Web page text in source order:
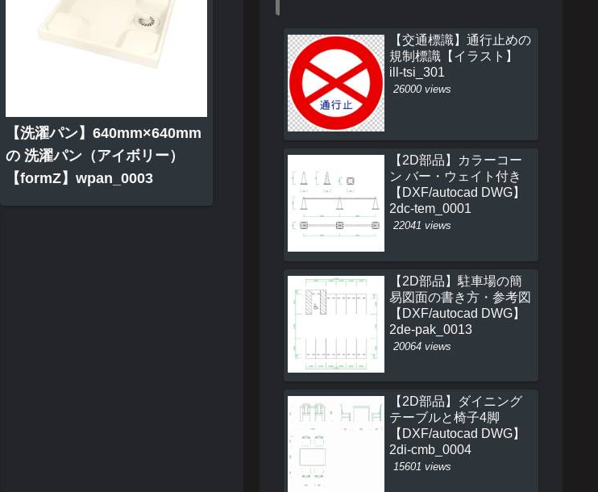
【洗濯パン】640mm×640mm
の 洗濯パン（アイボリー）
【formZ】wpan_0003
【交通標識】通行止めの
規制標識【イラスト】
ill-tsi_301
26000 views
【2D部品】カラーコー
ン バー・ウェイト付き
【DXF/autocad DWG】
2dc-tem_0001
22041 views
【2D部品】駐車場の簡
易図面の書き方・参考図
【DXF/autocad DWG】
2de-pak_0013
20064 views
【2D部品】ダイニング
テーブルと椅子4脚
【DXF/autocad DWG】
2di-cmb_0004
15601 views